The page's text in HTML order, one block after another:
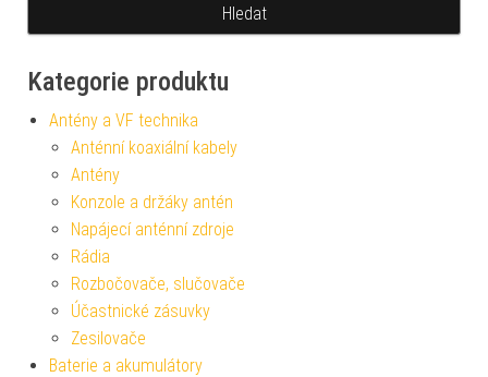
Kategorie produktu
Antény a VF technika
Anténní koaxiální kabely
Antény
Konzole a držáky antén
Napájecí anténní zdroje
Rádia
Rozbočovače, slučovače
Účastnické zásuvky
Zesilovače
Baterie a akumulátory